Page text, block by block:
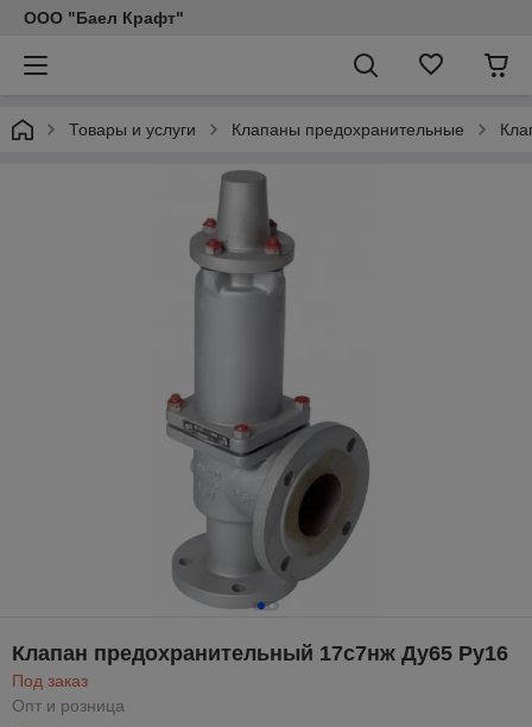
ООО "Баел Крафт"
Товары и услуги Клапаны предохранительные
Клапан предохранительный 17с7нж Ду65 Ру16
Под заказ
Опт и розница